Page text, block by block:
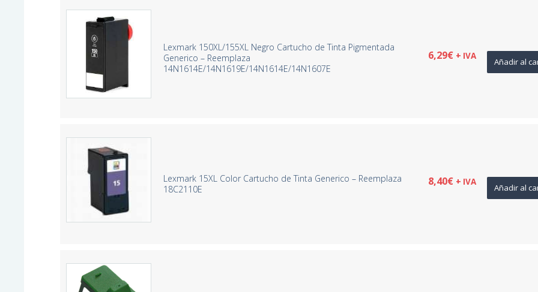
Lexmark 150XL/155XL Negro Cartucho de Tinta Pigmentada
Generico – Reemplaza
14N1614E/14N1619E/14N1614E/14N1607E
6,29€ + IVA
Añadir al
Lexmark 15XL Color Cartucho de Tinta Generico – Reemplaza
18C2110E
8,40€ + IVA
Añadir al